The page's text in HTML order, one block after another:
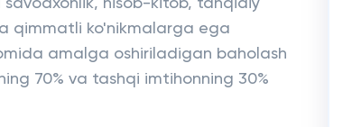
hisob-kitob, tanqidiy
qimmatli ko'nikmalarga ega
amalga oshiriladigan baholash
70% va tashqi imtihonning 30%